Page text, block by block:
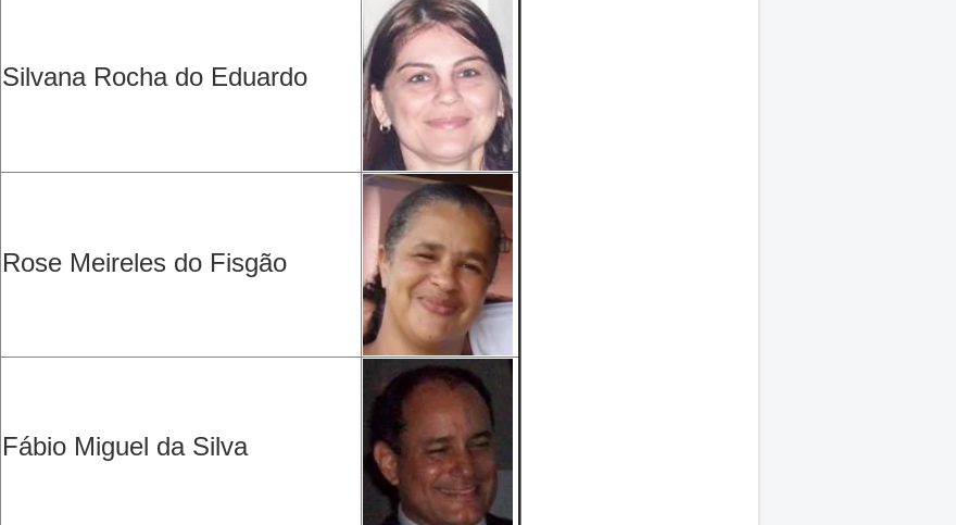
Silvana Rocha do Eduardo
Rose Meireles do Fisgão
Fábio Miguel da Silva